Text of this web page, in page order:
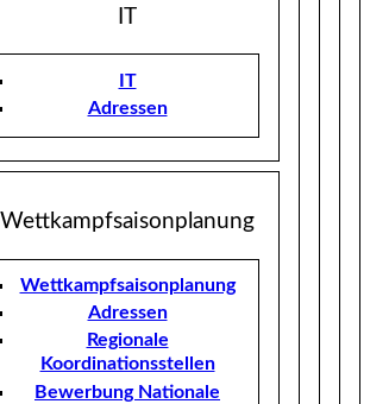
IT
IT
Adressen
Wettkampfsaisonplanung
Wettkampfsaisonplanung
Adressen
Regionale
Koordinationsstellen
Bewerbung Nationale